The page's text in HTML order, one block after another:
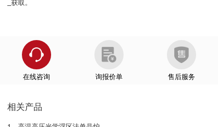
获取。
在线咨询 询报价单 售后服务
相关产品